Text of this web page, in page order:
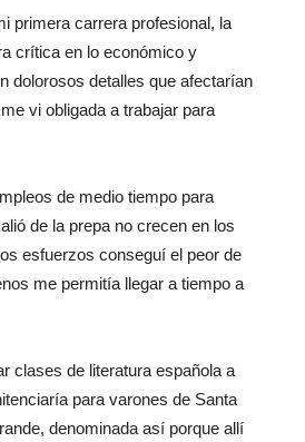
primera carrera profesional, la
crítica en lo económico y
dolorosos detalles que afectarían
vi obligada a trabajar para
de medio tiempo para
de la prepa no crecen en los
esfuerzos conseguí el peor de
me permitía llegar a tiempo a
clases de literatura española a
para varones de Santa
denominada así porque allí